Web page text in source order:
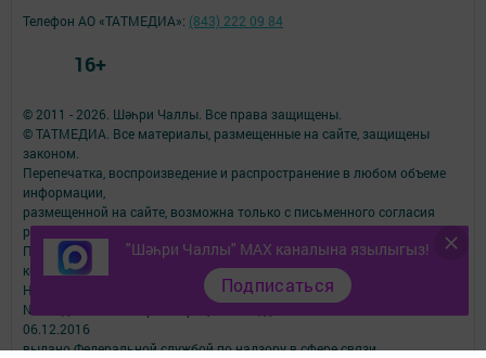
"Шәһри Чаллы" MAX каналына язылыгыз!
Подписаться
© 2011 - 2026. Шәһри Чаллы. Все права защищены.
© ТАТМЕДИА. Все материалы, размещенные на сайте, защищены
законом.
Перепечатка, воспроизведение и распространение в любом объеме
информации,
размещенной на сайте, возможна только с письменного согласия
редакций СМИ.
При поддержке Республиканского агентства по печати и массовым
коммуникациям.
Наименование СМИ: Шəhри Чаллы
№ свидетельства о регистрации СМИ, дата: ЭЛ № ФС 77-67912 от
06.12.2016
выдано Федеральной службой по надзору в сфере связи,
Телефон АО «ТАТМЕДИА»: (843) 222 09 84
16+